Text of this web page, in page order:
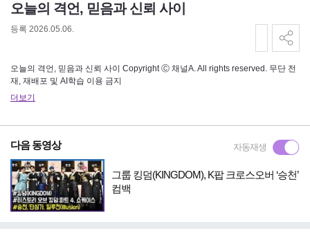
오늘의 격언, 믿음과 신뢰 사이
등록 2026.05.06.
오늘의 격언, 믿음과 신뢰 사이 Copyright Ⓒ 채널A. All rights reserved. 무단 전
재, 재배포 및 AI학습 이용 금지
더보기
다음 동영상
그룹 킹덤(KINGDOM), K팝 크로스오버 ‘승천’
컴백
자동재생